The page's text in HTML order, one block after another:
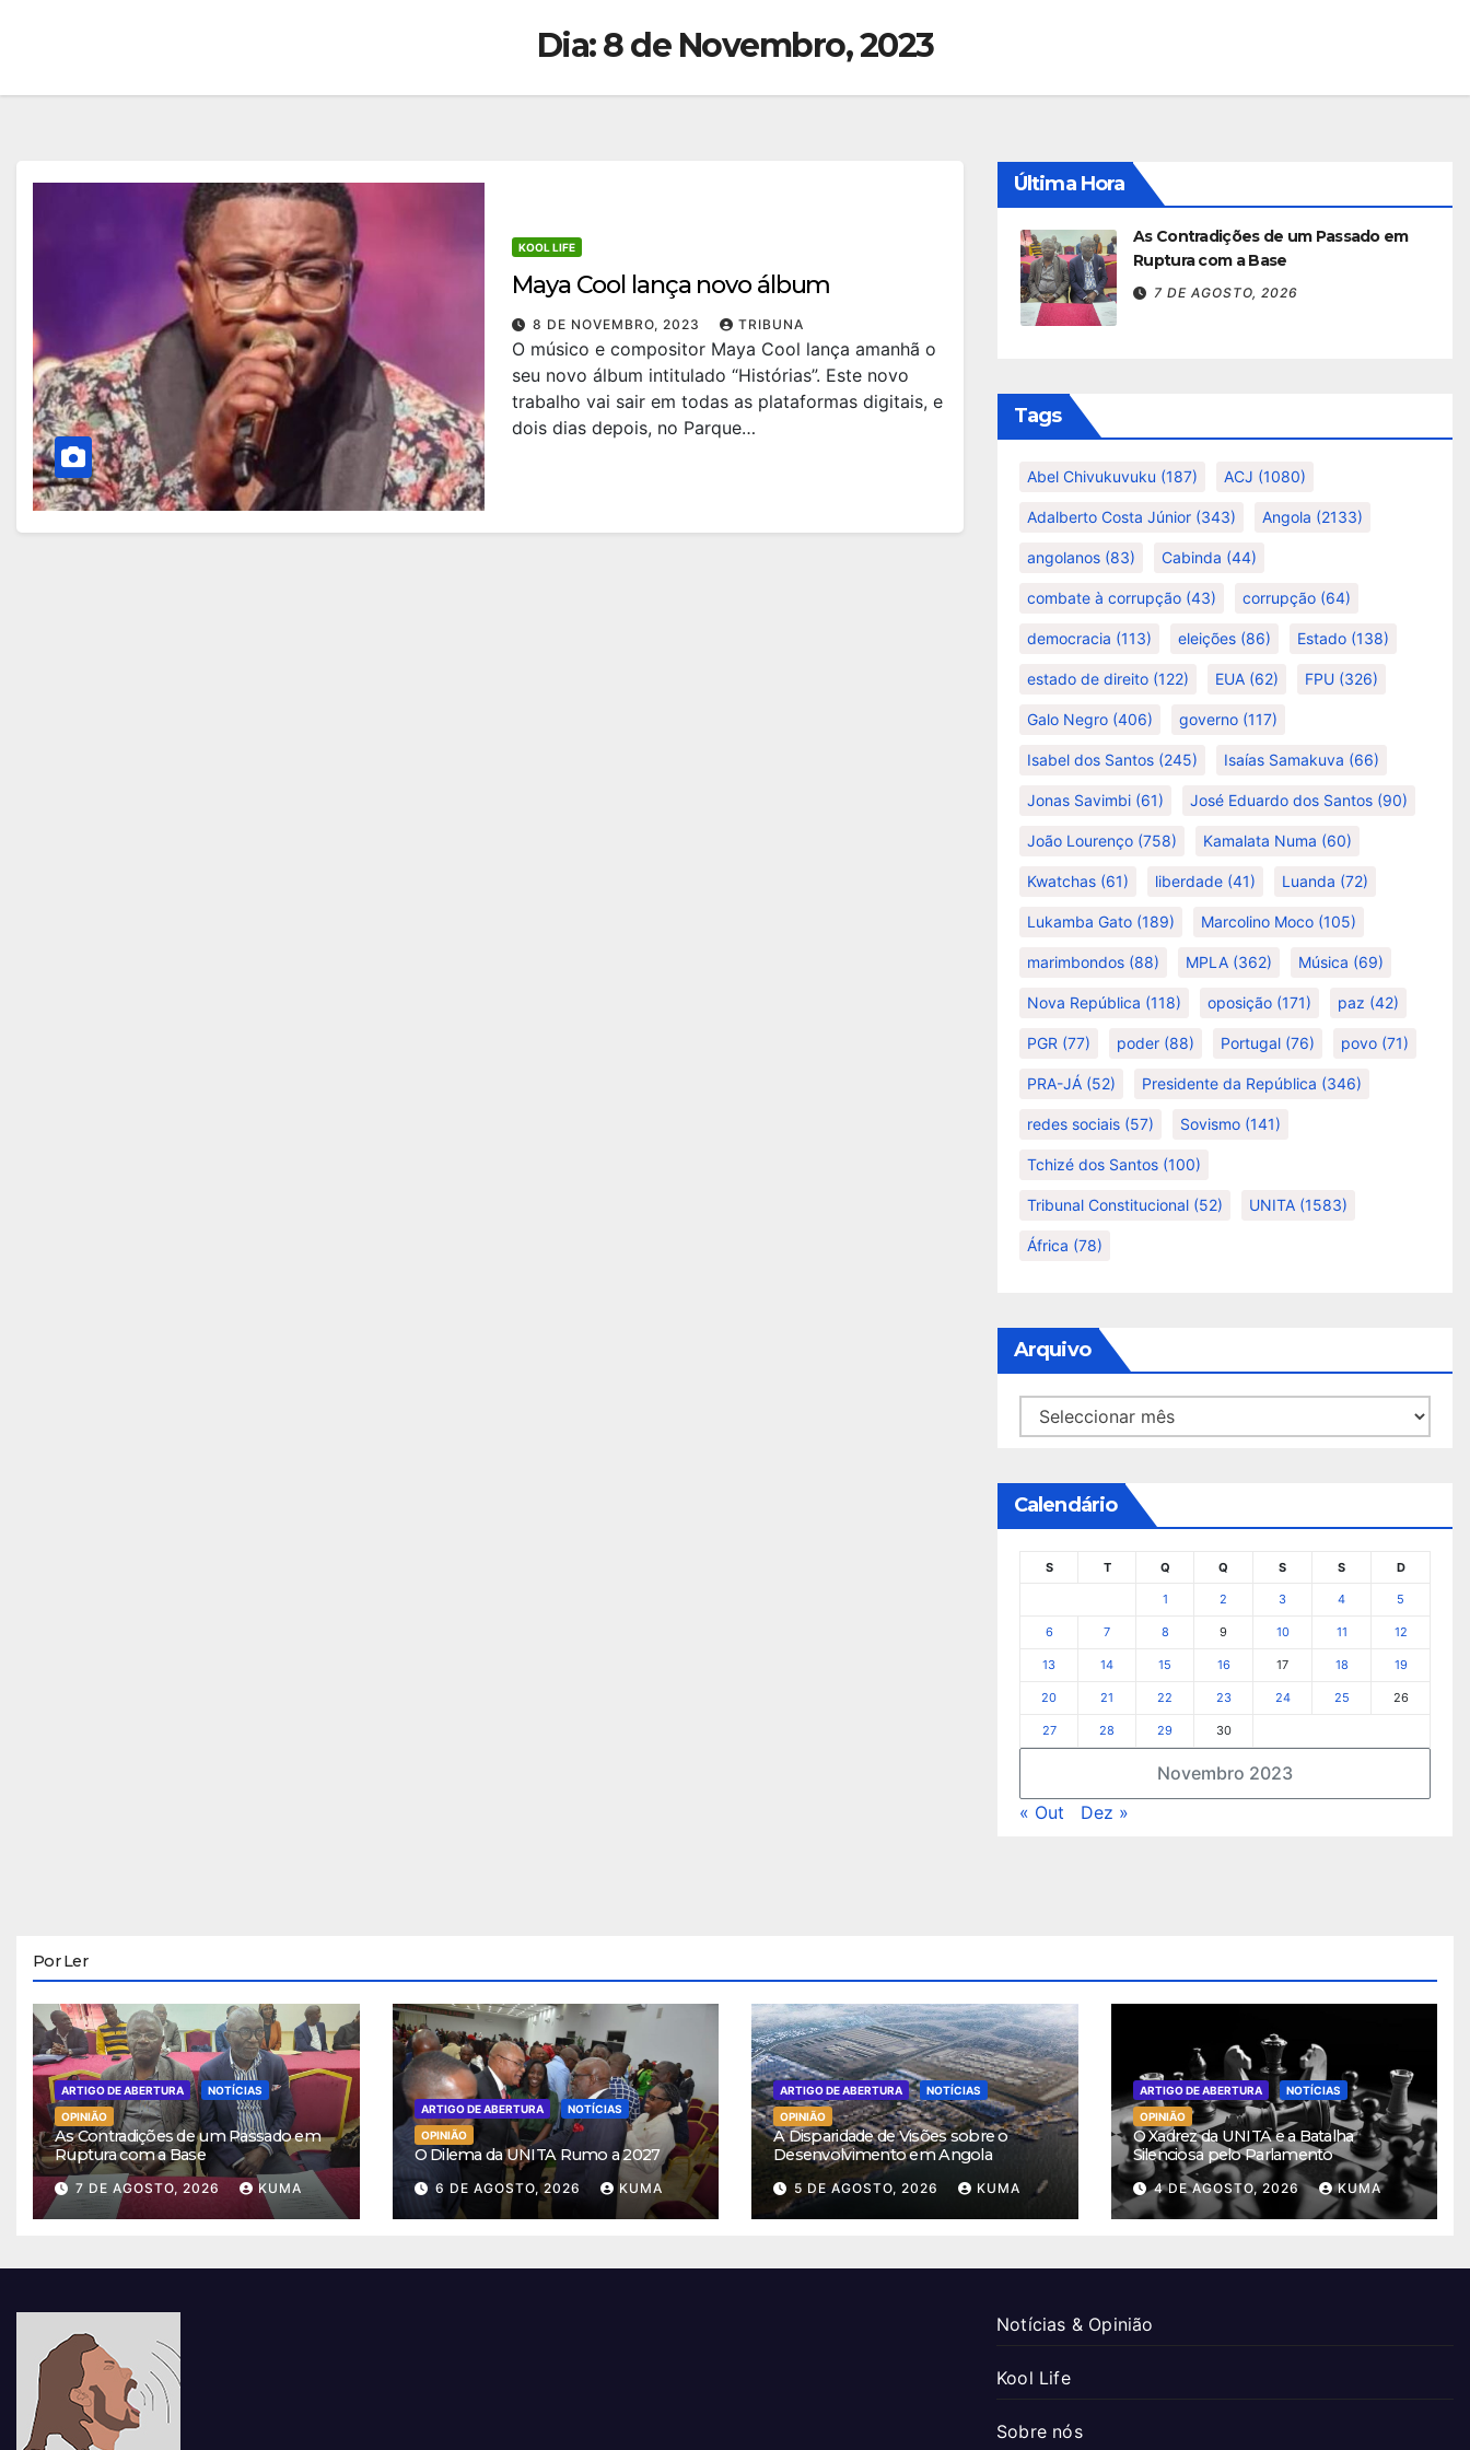
Dia:8 de Novembro, 2023
KOOL LIFE
Maya Cool lança novo álbum
8 DE NOVEMBRO, 2023 TRIBUNA
O músico e compositor Maya Cool lança amanhã o
seu novo álbum intitulado “Histórias”. Este novo
trabalho vai sair em todas as plataformas digitais, e
dois dias depois, no Parque…
Última Hora
As Contradições de um Passado em
Ruptura com a Base
7 DE AGOSTO, 2026
Tags
Abel Chivukuvuku (187) ACJ (1080)
Adalberto Costa Júnior (343) Angola (2133)
angolanos (83) Cabinda (44)
combate à corrupção (43) corrupção (64)
democracia (113) eleições (86) Estado (138)
estado de direito (122) EUA (62) FPU (326)
Galo Negro (406) governo (117)
Isabel dos Santos (245) Isaías Samakuva (66)
Jonas Savimbi (61) José Eduardo dos Santos (90)
João Lourenço (758) Kamalata Numa (60)
Kwatchas (61) liberdade (41) Luanda (72)
Lukamba Gato (189) Marcolino Moco (105)
marimbondos (88) MPLA (362) Música (69)
Nova República (118) oposição (171) paz (42)
PGR (77) poder (88) Portugal (76) povo (71)
PRA-JÁ (52) Presidente da República (346)
redes sociais (57) Sovismo (141)
Tchizé dos Santos (100)
Tribunal Constitucional (52) UNITA (1583)
África (78)
Arquivo
Arquivo
Calendário
Novembro 2023
S T Q Q S S D
1 2 3 4 5
6 7 8 9 10 11 12
13 14 15 16 17 18 19
20 21 22 23 24 25 26
27 28 29 30
« Out Dez »
Por Ler
ARTIGO DE ABERTURA
NOTÍCIAS
OPINIÃO
As Contradições de um Passado em
Ruptura com a Base
7 DE AGOSTO, 2026 KUMA
ARTIGO DE ABERTURA
NOTÍCIAS
OPINIÃO
O Dilema da UNITA Rumo a 2027
6 DE AGOSTO, 2026 KUMA
ARTIGO DE ABERTURA
NOTÍCIAS
OPINIÃO
A Disparidade de Visões sobre o
Desenvolvimento em Angola
5 DE AGOSTO, 2026 KUMA
ARTIGO DE ABERTURA
NOTÍCIAS
OPINIÃO
O Xadrez da UNITA e a Batalha
Silenciosa pelo Parlamento
4 DE AGOSTO, 2026 KUMA
Notícias & Opinião
Kool Life
Sobre nós